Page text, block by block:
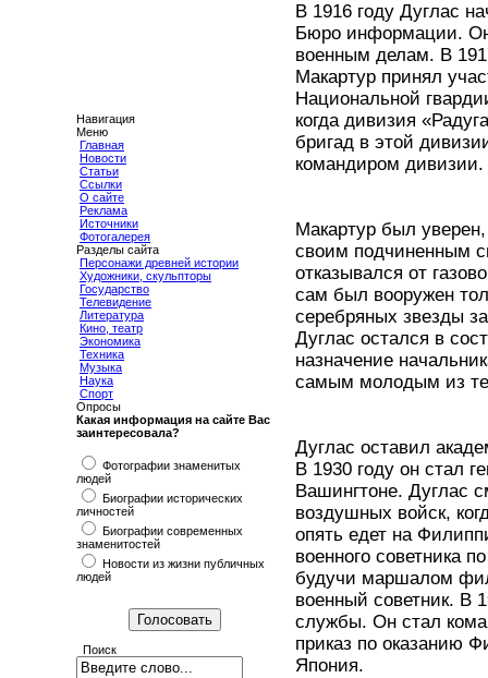
Навигация
Меню
Главная
Новости
Статьи
Ссылки
О сайте
Реклама
Источники
Фотогалерея
Разделы сайта
Персонажи древней истории
Художники, скульпторы
Государство
Телевидение
Литература
Кино, театр
Экономика
Техника
Музыка
Наука
Спорт
Опросы
Какая информация на сайте Вас
заинтересовала?
Фотографии знаменитых
людей
Биографии исторических
личностей
Биографии современных
знаменитостей
Новости из жизни публичных
людей
Поиск
В 1916 году Дуглас
Бюро информации. Он
военным делам. В
Макартур принял
Национальной
когда дивизия
бригад в этой
командиром дивизии.
Макартур был
своим подчиненным
отказывался от
сам был вооружен
серебряных звезды
Дуглас остался в
назначение
самым молодым из
Дуглас оставил
В 1930 году он стал
Вашингтоне. Дуглас
воздушных войск,
опять едет на
военного советника
будучи маршалом
военный советник. В
службы. Он стал
приказ по оказанию
Япония.